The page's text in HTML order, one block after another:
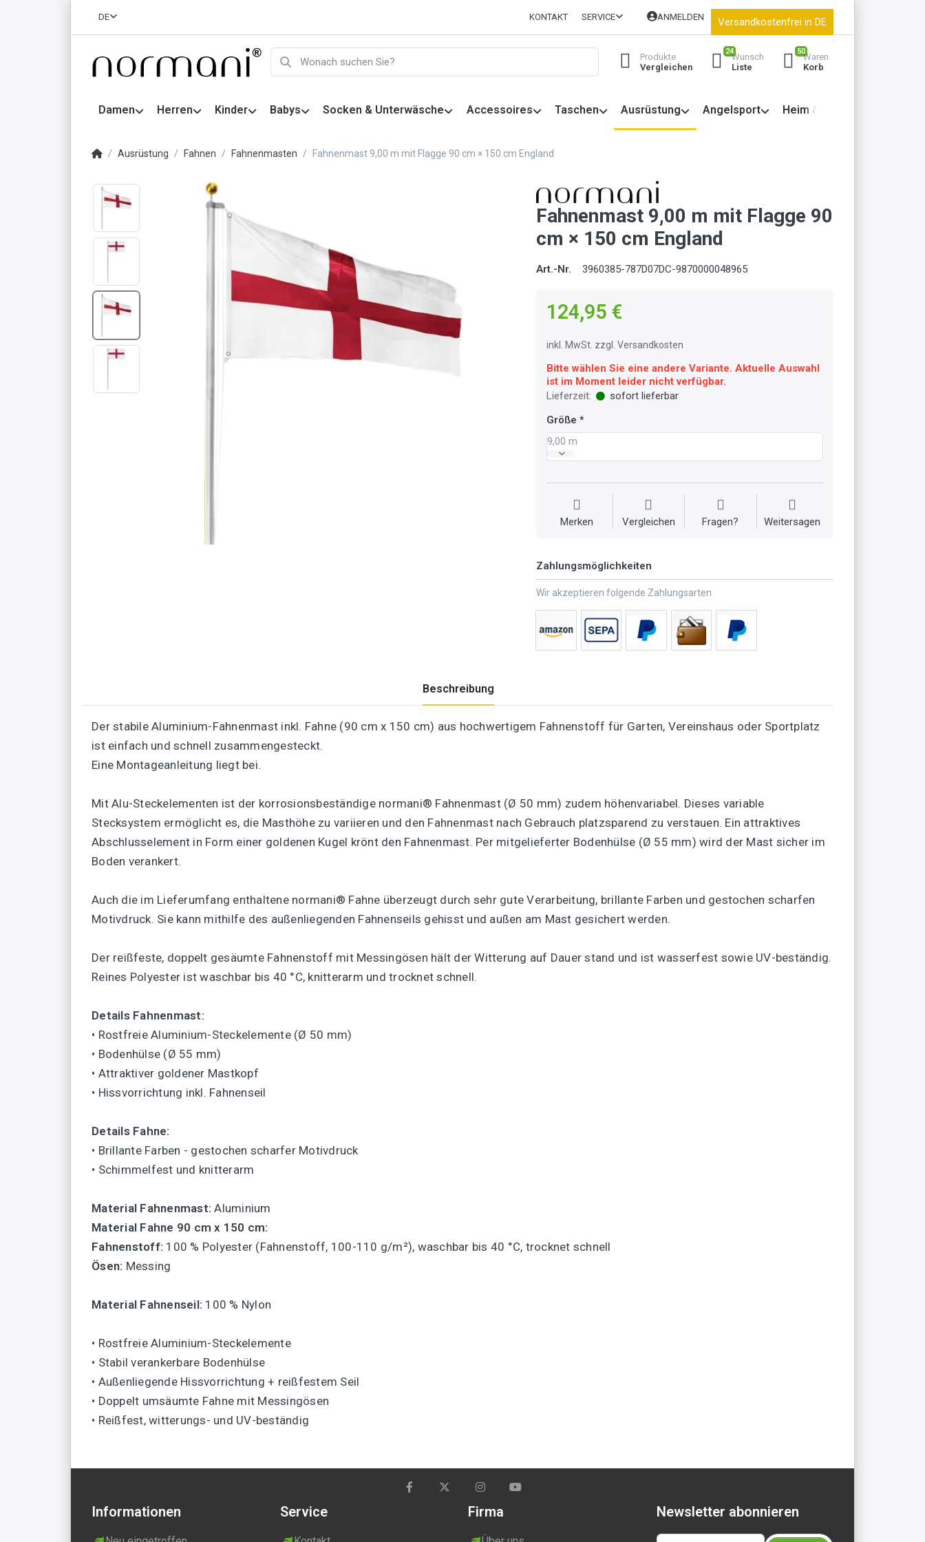
DE KONTAKT SERVICE ANMELDEN Versandkostenfrei in DE
Produkte
Vergleichen
24
Wunsch
Liste
50
Waren
Korb
Damen Herren Kinder Babys Socken & Unterwäsche Accessoires Taschen Ausrüstung Angelsport Heim & Garten
Ausrüstung Fahnen Fahnenmasten Fahnenmast 9,00 m mit Flagge 90 cm × 150 cm England
Fahnenmast 9,00 m mit Flagge 90
cm × 150 cm England
Art.-Nr. 3960385-787D07DC-9870000048965
124,95 €
inkl. MwSt. zzgl. Versandkosten
Bitte wählen Sie eine andere Variante. Aktuelle Auswahl
ist im Moment leider nicht verfügbar.
Lieferzeit:
sofort lieferbar
Größe
9,00 m
Merken Vergleichen Fragen? Weitersagen
Zahlungsmöglichkeiten
Wir akzeptieren folgende Zahlungsarten
Beschreibung
Der stabile Aluminium-Fahnenmast inkl. Fahne (90 cm x 150 cm) aus hochwertigem Fahnenstoff für Garten, Vereinshaus oder Sportplatz
ist einfach und schnell zusammengesteckt.
Eine Montageanleitung liegt bei.
Mit Alu-Steckelementen ist der korrosionsbeständige normani® Fahnenmast (Ø 50 mm) zudem höhenvariabel. Dieses variable
Stecksystem ermöglicht es, die Masthöhe zu variieren und den Fahnenmast nach Gebrauch platzsparend zu verstauen. Ein attraktives
Abschlusselement in Form einer goldenen Kugel krönt den Fahnenmast. Per mitgelieferter Bodenhülse (Ø 55 mm) wird der Mast sicher im
Boden verankert.
Auch die im Lieferumfang enthaltene normani® Fahne überzeugt durch sehr gute Verarbeitung, brillante Farben und gestochen scharfen
Motivdruck. Sie kann mithilfe des außenliegenden Fahnenseils gehisst und außen am Mast gesichert werden.
Der reißfeste, doppelt gesäumte Fahnenstoff mit Messingösen hält der Witterung auf Dauer stand und ist wasserfest sowie UV-beständig.
Reines Polyester ist waschbar bis 40 °C, knitterarm und trocknet schnell.
Details Fahnenmast:
• Rostfreie Aluminium-Steckelemente (Ø 50 mm)
• Bodenhülse (Ø 55 mm)
• Attraktiver goldener Mastkopf
• Hissvorrichtung inkl. Fahnenseil
Details Fahne:
• Brillante Farben - gestochen scharfer Motivdruck
• Schimmelfest und knitterarm
Material Fahnenmast: Aluminium
Material Fahne 90 cm x 150 cm:
Fahnenstoff: 100 % Polyester (Fahnenstoff, 100-110 g/m²), waschbar bis 40 °C, trocknet schnell
Ösen: Messing
Material Fahnenseil: 100 % Nylon
• Rostfreie Aluminium-Steckelemente
• Stabil verankerbare Bodenhülse
• Außenliegende Hissvorrichtung + reißfestem Seil
• Doppelt umsäumte Fahne mit Messingösen
• Reißfest, witterungs- und UV-beständig
Informationen Service Firma Newsletter abonnieren